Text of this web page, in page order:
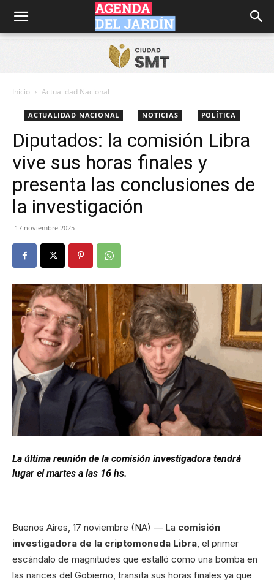
Agenda
Jardín
Inicio Actualidad Nacional
ACTUALIDAD NACIONAL NOTICIAS POLÍTICA
Diputados: la comisión Libra
vive sus horas finales y
presenta las conclusiones de
la investigación
17 noviembre 2025
La última reunión de la comisión investigadora tendrá
lugar el martes a las 16 hs.
Buenos Aires, 17 noviembre (NA) — La comisión
investigadora de la criptomoneda Libra, el primer
escándalo de magnitudes que estalló como una bomba en
las narices del Gobierno, transita sus horas finales ya que